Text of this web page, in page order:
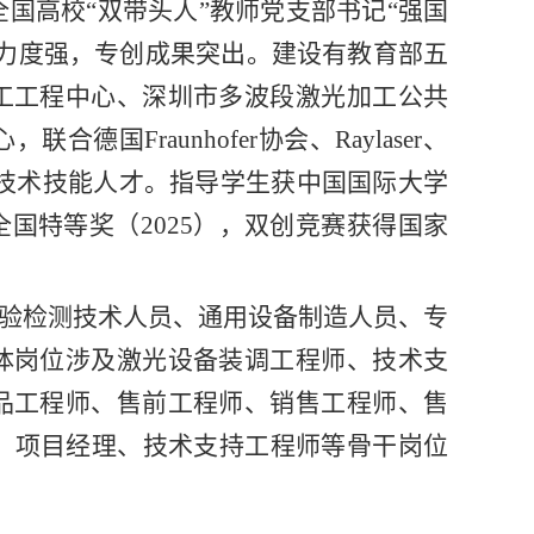
高校“双带头人”教师党支部书记“强国
度强，专创成果突出。建设有教育部五
程中心、深圳市多波段激光加工公共
联合德国Fraunhofer协会、Raylaser、
术技能人才。指导学生获中国国际大学
特等奖（2025），双创竞赛获得国家
检测技术人员、通用设备制造人员、专
位涉及激光设备装调工程师、技术支
程师、售前工程师、销售工程师、售
项目经理、技术支持工程师等骨干岗位